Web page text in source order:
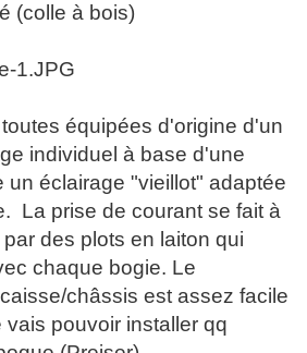
(colle à bois)
équipées d'origine d'un
individuel à base d'une
un éclairage "vieillot" adaptée
La prise de courant se fait à
des plots en laiton qui
chaque bogie. Le
châssis est assez facile
pouvoir installer qq